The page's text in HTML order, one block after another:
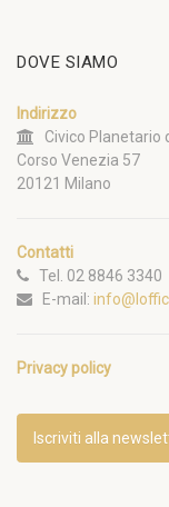
DOVE SIAMO
Indirizzo
Civico Planetario
Corso Venezia 57
20121 Milano
Contatti
Tel. 02 8846 3340
E-mail:
Privacy policy
Iscriviti alla